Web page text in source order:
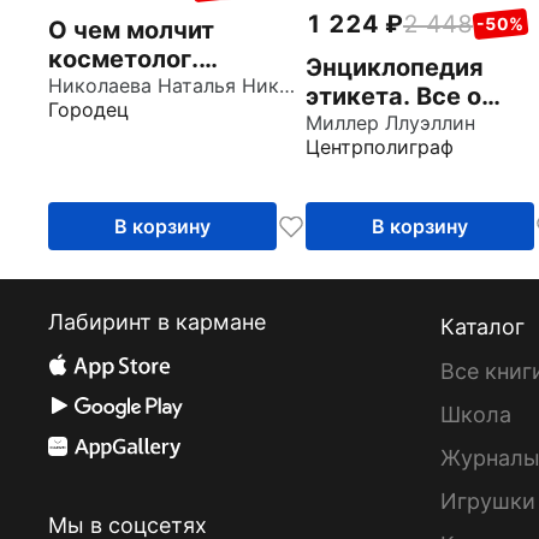
О чем молчит
косметолог.
Истории женщин,
мечтающих о любви
Николаева Наталья Николаевна
Городец
В корзину
1 224 2 448 -50%
Энциклопедия
этикета. Все о
правилах хорошего
тона
Миллер Ллуэллин
Центрполиграф
В корзину
Лабиринт в кармане
Мы в соцсетях
Каталог
Все
Школа
Журналы
Игрушки